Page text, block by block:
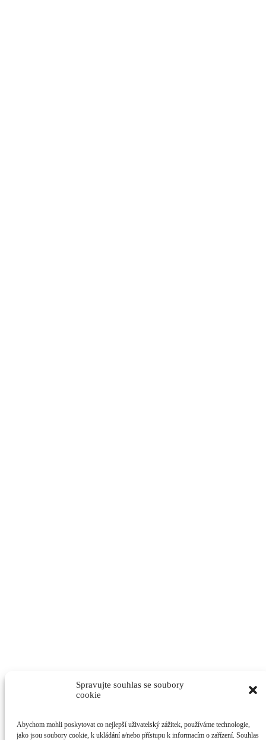
Spravujte souhlas se soubory
cookie
Abychom mohli poskytovat co nejlepší uživatelský zážitek, používáme technologie,
jako jsou soubory cookie, k ukládání a/nebo přístupu k informacím o zařízení. Souhlas